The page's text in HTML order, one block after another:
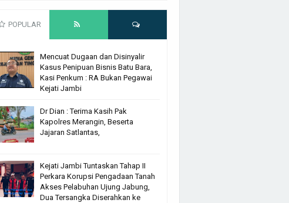
POPULAR
Mencuat Dugaan dan Disinyalir
Kasus Penipuan Bisnis Batu Bara,
Kasi Penkum : RA Bukan Pegawai
Kejati Jambi
Dr Dian : Terima Kasih Pak
Kapolres Merangin, Beserta
Jajaran Satlantas,
Kejati Jambi Tuntaskan Tahap II
Perkara Korupsi Pengadaan Tanah
Akses Pelabuhan Ujung Jabung,
Dua Tersangka Diserahkan ke